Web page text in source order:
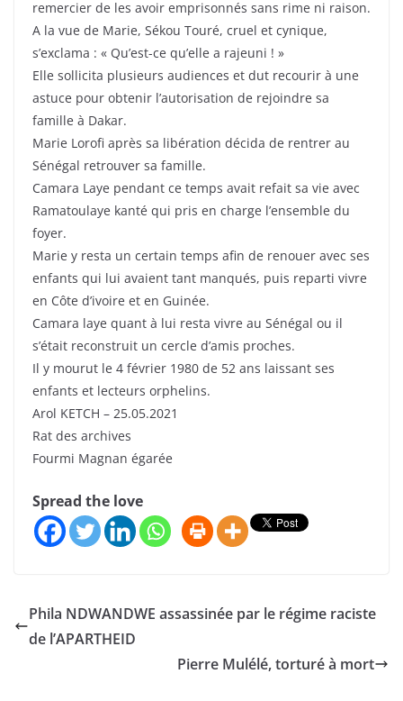
remercier de les avoir emprisonnés sans rime ni raison.
A la vue de Marie, Sékou Touré, cruel et cynique,
s’exclama : « Qu’est-ce qu’elle a rajeuni ! »
Elle sollicita plusieurs audiences et dut recourir à une
astuce pour obtenir l’autorisation de rejoindre sa
famille à Dakar.
Marie Lorofi après sa libération décida de rentrer au
Sénégal retrouver sa famille.
Camara Laye pendant ce temps avait refait sa vie avec
Ramatoulaye kanté qui pris en charge l’ensemble du
foyer.
Marie y resta un certain temps afin de renouer avec ses
enfants qui lui avaient tant manqués, puis reparti vivre
en Côte d’ivoire et en Guinée.
Camara laye quant à lui resta vivre au Sénégal ou il
s’était reconstruit un cercle d’amis proches.
Il y mourut le 4 février 1980 de 52 ans laissant ses
enfants et lecteurs orphelins.
Arol KETCH – 25.05.2021
Rat des archives
Fourmi Magnan égarée
Spread the love
Phila NDWANDWE assassinée par le régime raciste
de l’APARTHEID
Pierre Mulélé, torturé à mort